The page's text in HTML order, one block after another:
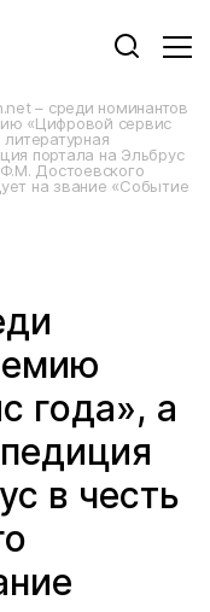
– среди номинантов
«Цифровой сервис
литературная
портала на Эльбрус
Достоевского
на звание «Событие
года», а
в честь